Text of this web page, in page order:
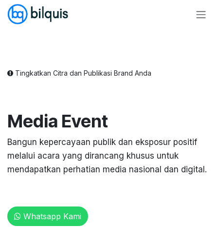
Skip ke Konten
Tingkatkan Citra dan Publikasi Brand Anda
Media Event
Bangun kepercayaan publik dan eksposur positif
melalui acara yang dirancang khusus untuk
mendapatkan perhatian media nasional dan digital.
Whatsapp Kami